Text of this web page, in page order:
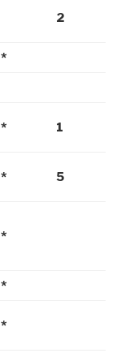
2
*
* 1
* 5
*
*
*